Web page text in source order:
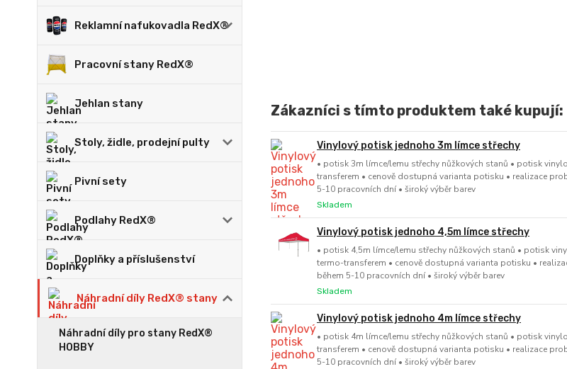
Reklamní nafukovadla RedX®
Pracovní stany RedX®
Jehlan stany
Stoly, židle, prodejní pulty
Pivní sety
Podlahy RedX®
Doplňky a příslušenství
Náhradní díly RedX® stany
Náhradní díly pro stany RedX®
HOBBY
Zákazníci s tímto produktem také kupují:
Vinylový potisk jednoho 3m límce střechy
• potisk 3m límce/lemu střechy nůžkových stanů • potisk
transferem • cenově dostupná varianta potisku • realizace
5-10 pracovních dní • široký výběr barev
Skladem
Vinylový potisk jednoho 4,5m límce střechy
• potisk 4,5m límce/lemu střechy nůžkových stanů • potisk
termo-transferem • cenově dostupná varianta potisku •
během 5-10 pracovních dní • široký výběr barev
Skladem
Vinylový potisk jednoho 4m límce střechy
• potisk 4m límce/lemu střechy nůžkových stanů • potisk
transferem • cenově dostupná varianta potisku • realizace
5-10 pracovních dní • široký výběr barev